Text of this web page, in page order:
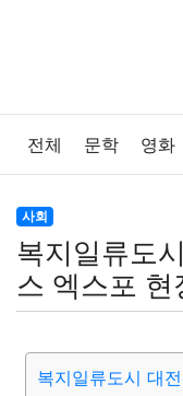
전체 문학 영화
법률
보건 질병 가요
증권 인테리어
사회
복지일류도
스 엑스포 현
복지일류도시 대